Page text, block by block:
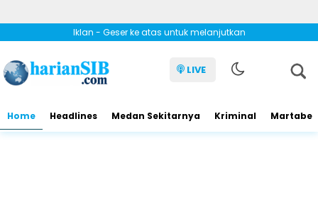
Iklan - Geser ke atas untuk melanjutkan
LIVE
Home Headlines Medan Sekitarnya Kriminal Martabe